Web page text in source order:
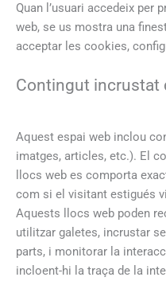
Quan l’usuari accedeix per
web, se us mostra una
acceptar les cookies,
Contingut incrustat
Aquest espai web inclou
imatges, articles, etc.). El
llocs web es comporta
com si el visitant estigués
Aquests llocs web poden
utilitzar galetes, incrustar
parts, i monitorar la
incloent-hi la traça de la